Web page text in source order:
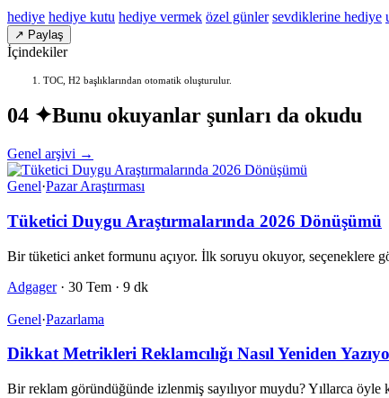
hediye hediye kutu hediye vermek özel günler sevdiklerine hediye
↗ Paylaş
İçindekiler
TOC, H2 başlıklarından otomatik oluşturulur.
04 ✦Bunu okuyanlar şunları da okudu
Genel arşivi →
Genel·Pazar Araştırması
Tüketici Duygu Araştırmalarında 2026 Dönüşümü
Bir tüketici anket formunu açıyor. İlk soruyu okuyor, seçeneklere
Adgager · 30 Tem · 9 dk
Genel·Pazarlama
Dikkat Metrikleri Reklamcılığı Nasıl Yeniden
Bir reklam göründüğünde izlenmiş sayılıyor muydu? Yıllarca